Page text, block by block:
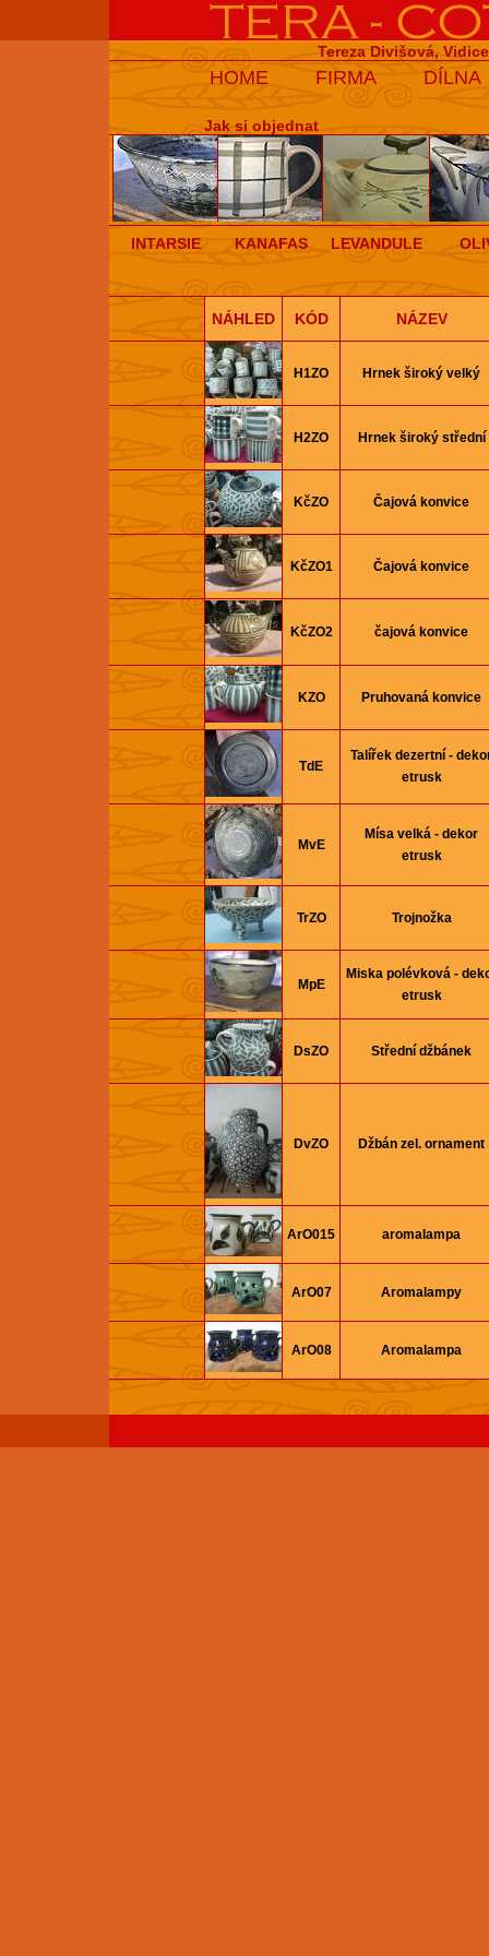
Tereza Divišová,
HOME FIRMA DÍLNA
Jak si objednat
INTARSIE KANAFAS LEVANDULE
NÁHLED KÓD NÁZEV
H1ZO Hrnek široký velký
H2ZO Hrnek široký střední
KčZO Čajová konvice
KčZO1 Čajová konvice
KčZO2 čajová konvice
KZO Pruhovaná konvice
TdE
Talířek dezertní­ -
etrusk
MvE
Mísa velká - dekor
etrusk
TrZO Trojnožka
MpE
Miska polévková -
etrusk
DsZO Střední džbánek
DvZO Džbán zel. ornament
ArO015 aromalampa
ArO07 Aromalampy
ArO08 Aromalampa